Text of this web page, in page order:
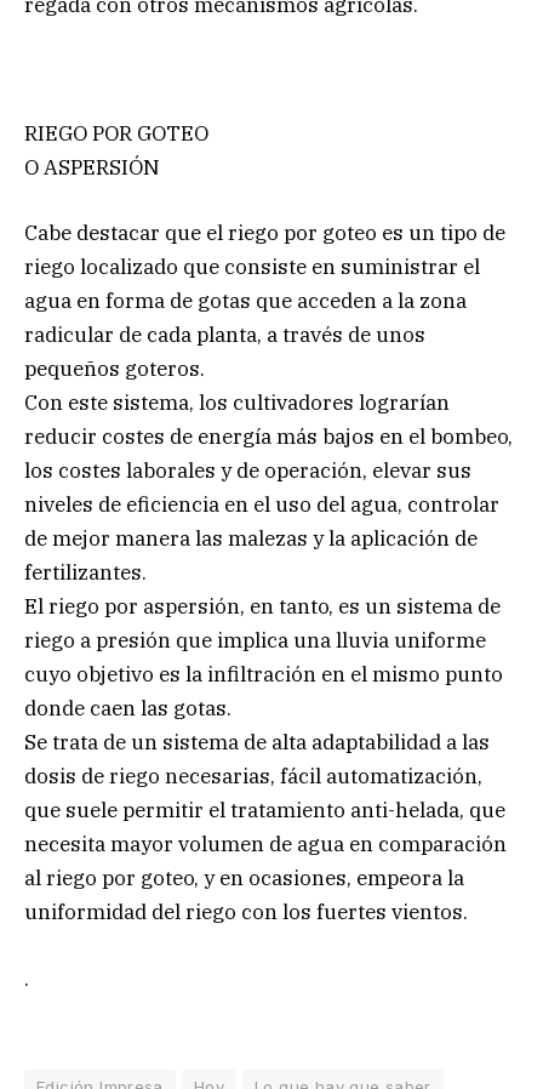
RIEGO POR GOTEO
O ASPERSIÓN
Cabe destacar que el riego por goteo es un tipo de
riego localizado que consiste en suministrar el
agua en forma de gotas que acceden a la zona
radicular de cada planta, a través de unos
pequeños goteros.
Con este sistema, los cultivadores lograrían
reducir costes de energía más bajos en el bombeo,
los costes laborales y de operación, elevar sus
niveles de eficiencia en el uso del agua, controlar
de mejor manera las malezas y la aplicación de
fertilizantes.
El riego por aspersión, en tanto, es un sistema de
riego a presión que implica una lluvia uniforme
cuyo objetivo es la infiltración en el mismo punto
donde caen las gotas.
Se trata de un sistema de alta adaptabilidad a las
dosis de riego necesarias, fácil automatización,
que suele permitir el tratamiento anti-helada, que
necesita mayor volumen de agua en comparación
al riego por goteo, y en ocasiones, empeora la
uniformidad del riego con los fuertes vientos.
.